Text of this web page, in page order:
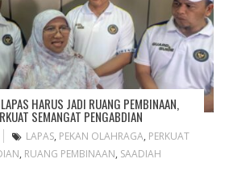
HARUS JADI RUANG PEMBINAAN,
SEMANGAT PENGABDIAN
LAPAS, PEKAN OLAHRAGA, PERKUAT
, RUANG PEMBINAAN, SAADIAH